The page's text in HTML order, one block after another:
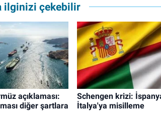
ilginizi çekebilir
açıklaması:
diğer şartlara
Schengen krizi:
İtalya'ya misilleme